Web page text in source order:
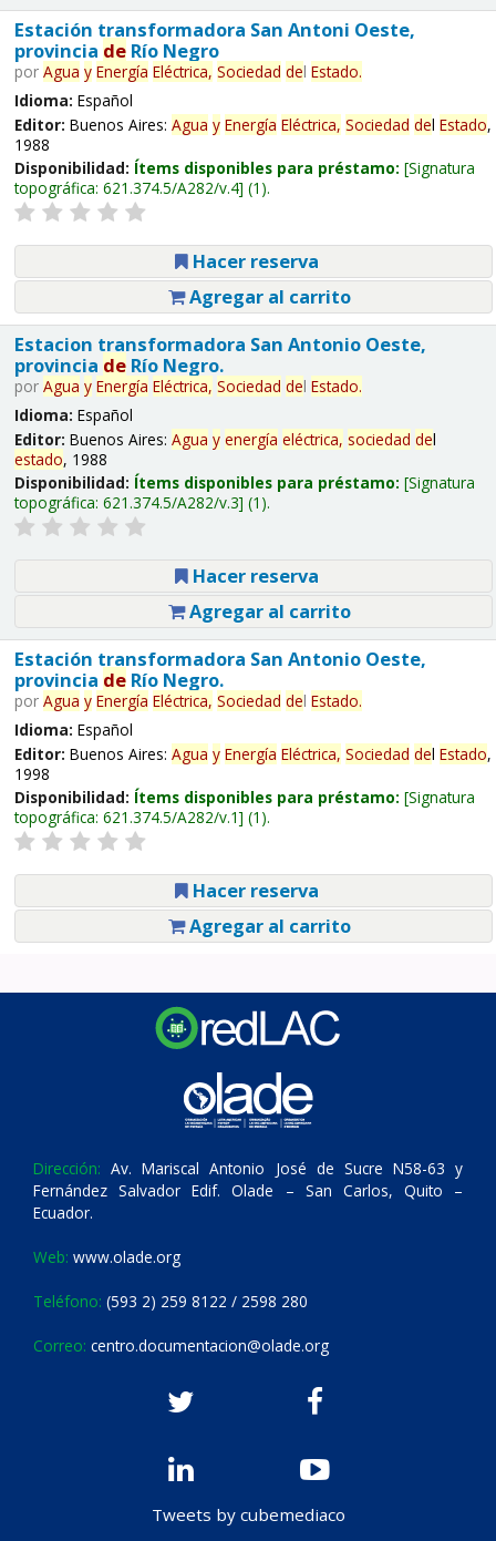
Estación transformadora San Antoni Oeste,
provincia deRío Negro
por Agua y Energía Eléctrica, Sociedad del Estado.
Idioma: Español
Editor: Buenos Aires: Agua y Energía Eléctrica, Sociedad del Estado,
1988
Disponibilidad: Ítems disponibles para préstamo: Signatura
topográfica: 621.374.5/A282/v.4 (1).
Hacer reserva
Agregar al carrito
Estacion transformadora San Antonio Oeste,
provincia deRío Negro.
por Agua y Energía Eléctrica, Sociedad del Estado.
Idioma: Español
Editor: Buenos Aires: Agua y energía eléctrica, sociedad del
estado, 1988
Disponibilidad: Ítems disponibles para préstamo: Signatura
topográfica: 621.374.5/A282/v.3 (1).
Hacer reserva
Agregar al carrito
Estación transformadora San Antonio Oeste,
provincia deRío Negro.
por Agua y Energía Eléctrica, Sociedad del Estado.
Idioma: Español
Editor: Buenos Aires: Agua y Energía Eléctrica, Sociedad del Estado,
1998
Disponibilidad: Ítems disponibles para préstamo: Signatura
topográfica: 621.374.5/A282/v.1 (1).
Hacer reserva
Agregar al carrito
Dirección: Av. Mariscal Antonio José de Sucre N58-63 y
Fernández Salvador Edif. Olade – San Carlos, Quito –
Ecuador.
Web: www.olade.org
Teléfono: (593 2) 259 8122 / 2598 280
Correo: centro.documentacion@olade.org
Tweets by cubemediaco